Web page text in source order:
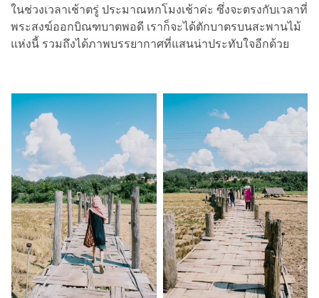
ในช่วงเวลาเช้าตรู่ ประมาณหกโมงเช้าค่ะ ซึ่งจะตรงกับเวลาที่
พระสงฆ์ออกบิณฑบาตพอดี เราก็จะได้ตักบาตรบนสะพานไม้
แห่งนี้ รวมถึงได้ภาพบรรยากาศที่แสนน่าประทับใจอีกด้วย